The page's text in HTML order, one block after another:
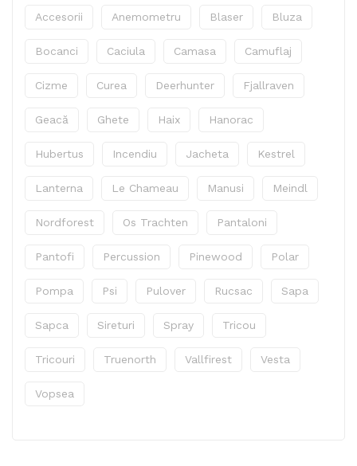
Accesorii Anemometru Blaser Bluza
Bocanci Caciula Camasa Camuflaj
Cizme Curea Deerhunter Fjallraven
Geacă Ghete Haix Hanorac
Hubertus Incendiu Jacheta Kestrel
Lanterna Le Chameau Manusi Meindl
Nordforest Os Trachten Pantaloni
Pantofi Percussion Pinewood Polar
Pompa Psi Pulover Rucsac Sapa
Sapca Sireturi Spray Tricou
Tricouri Truenorth Vallfirest Vesta
Vopsea